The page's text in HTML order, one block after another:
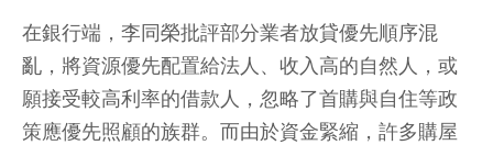
在銀行端，李同榮批評部分業者放貸優先順序混
亂，將資源優先配置給法人、收入高的自然人，或
願接受較高利率的借款人，忽略了首購與自住等政
策應優先照顧的族群。而由於資金緊縮，許多購屋